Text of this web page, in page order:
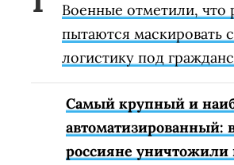
Военные отметили, что
пытаются маскировать
логистику под
Самый крупный и
автоматизированный:
россияне уничтожили